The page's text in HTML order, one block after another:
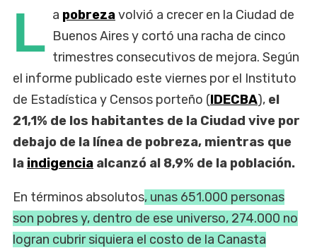
L a pobrezavolvió a crecer en la Ciudad de
Buenos Aires y cortó una racha de cinco
trimestres consecutivos de mejora. Según
el informe publicado este viernes por el Instituto
de Estadística y Censos porteño (IDECBA), el
21,1% de los habitantes de la Ciudad vive por
debajo de la línea de pobreza, mientras que
la indigencia alcanzó al 8,9% de la población.
En términos absolutos, unas 651.000 personas
son pobres y, dentro de ese universo, 274.000 no
logran cubrir siquiera el costo de la Canasta